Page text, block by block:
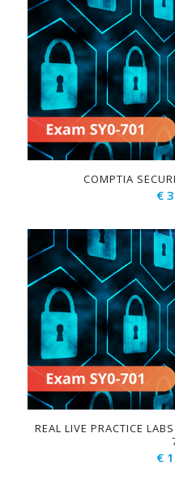
COMPTIA
€
REAL LIVE PRACTICE
€